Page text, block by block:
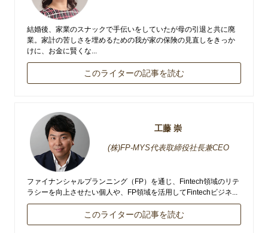
結婚後、家業のスナックで手伝いをしていたが母の引退と共に廃
業。家計の苦しさを埋めるための我が家の保険の見直しをきっか
けに、お金に賢くな...
このライターの記事を読む
工藤 崇
(株)FP-MYS代表取締役社長兼CEO
ファイナンシャルプランニング（FP）を通じ、Fintech領域のリテ
ラシーを向上させたい個人や、FP領域を活用してFintechビジネ...
このライターの記事を読む